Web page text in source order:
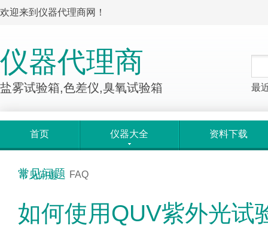
欢迎来到仪器代理商网！
仪器代理商
盐雾试验箱,色差仪,臭氧试验箱 最
首页 仪器大全 资料下载
常见问题
常见问题 FAQ
如何使用QUV紫外光试